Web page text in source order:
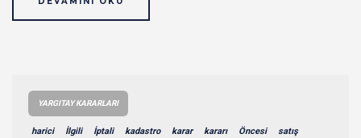
YARGITAY KARARLARI
harici İlgili İptali kadastro karar kararı Öncesi satış